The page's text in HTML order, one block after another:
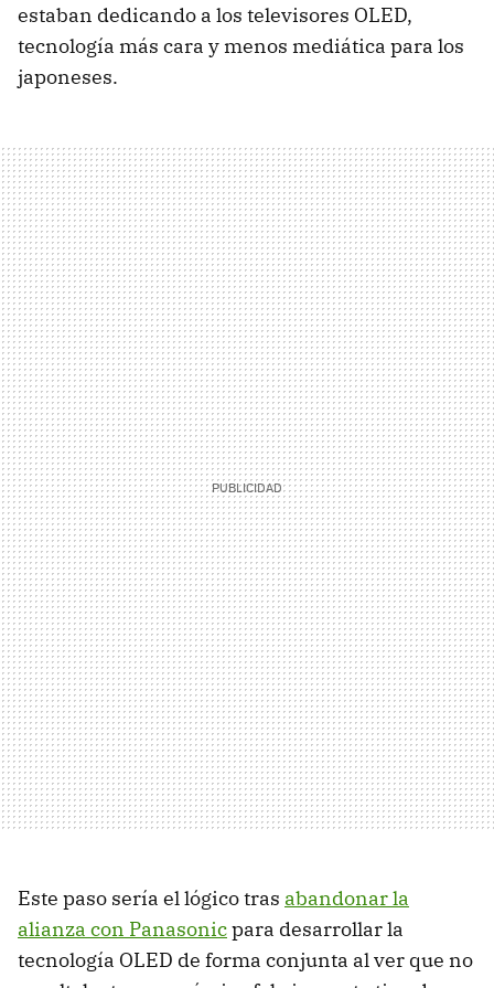
estaban dedicando a los televisores OLED,
tecnología más cara y menos mediática para los
japoneses.
Este paso sería el lógico tras abandonar la
alianza con Panasonicpara desarrollar la
tecnología OLED de forma conjunta al ver que no